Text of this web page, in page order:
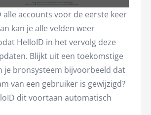
alle accounts voor de eerste keer
kan je alle velden weer
HelloID in het vervolg deze
Blijkt uit een toekomstige
je bronsysteem bijvoorbeeld dat
van een gebruiker is gewijzigd?
dit voortaan automatisch